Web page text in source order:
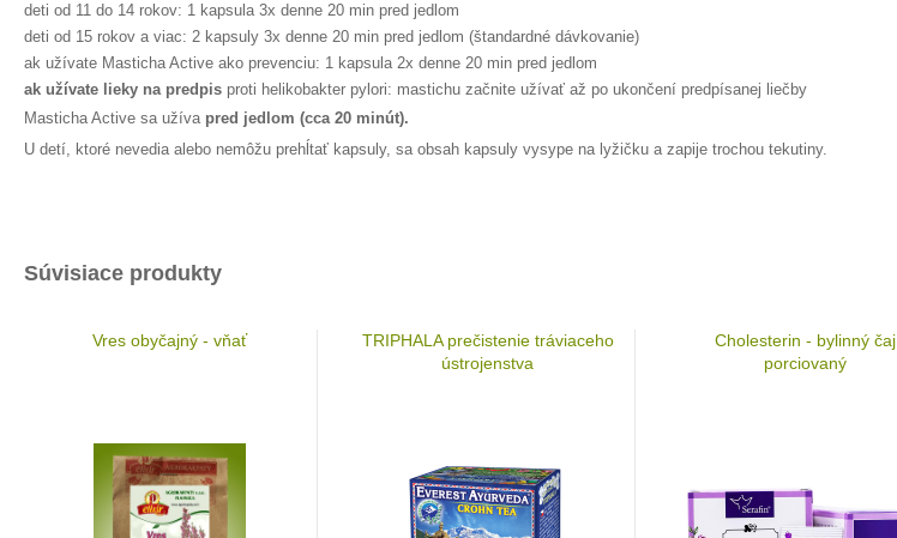
deti od 11 do 14 rokov: 1 kapsula 3x denne 20 min pred jedlom
deti od 15 rokov a viac: 2 kapsuly 3x denne 20 min pred jedlom (štandardné dávkovanie)
ak užívate Masticha Active ako prevenciu: 1 kapsula 2x denne 20 min pred jedlom
ak užívate lieky na predpis proti helikobakter pylori: mastichu začnite užívať až po ukončení predpísanej liečby
Masticha Active sa užíva pred jedlom (cca 20 minút).
U detí, ktoré nevedia alebo nemôžu prehĺtať kapsuly, sa obsah kapsuly vysype na lyžičku a zapije trochou tekutiny.
Súvisiace produkty
Vres obyčajný - vňať
TRIPHALA prečistenie tráviaceho
ústrojenstva
Cholesterin - bylinný čaj
porciovaný